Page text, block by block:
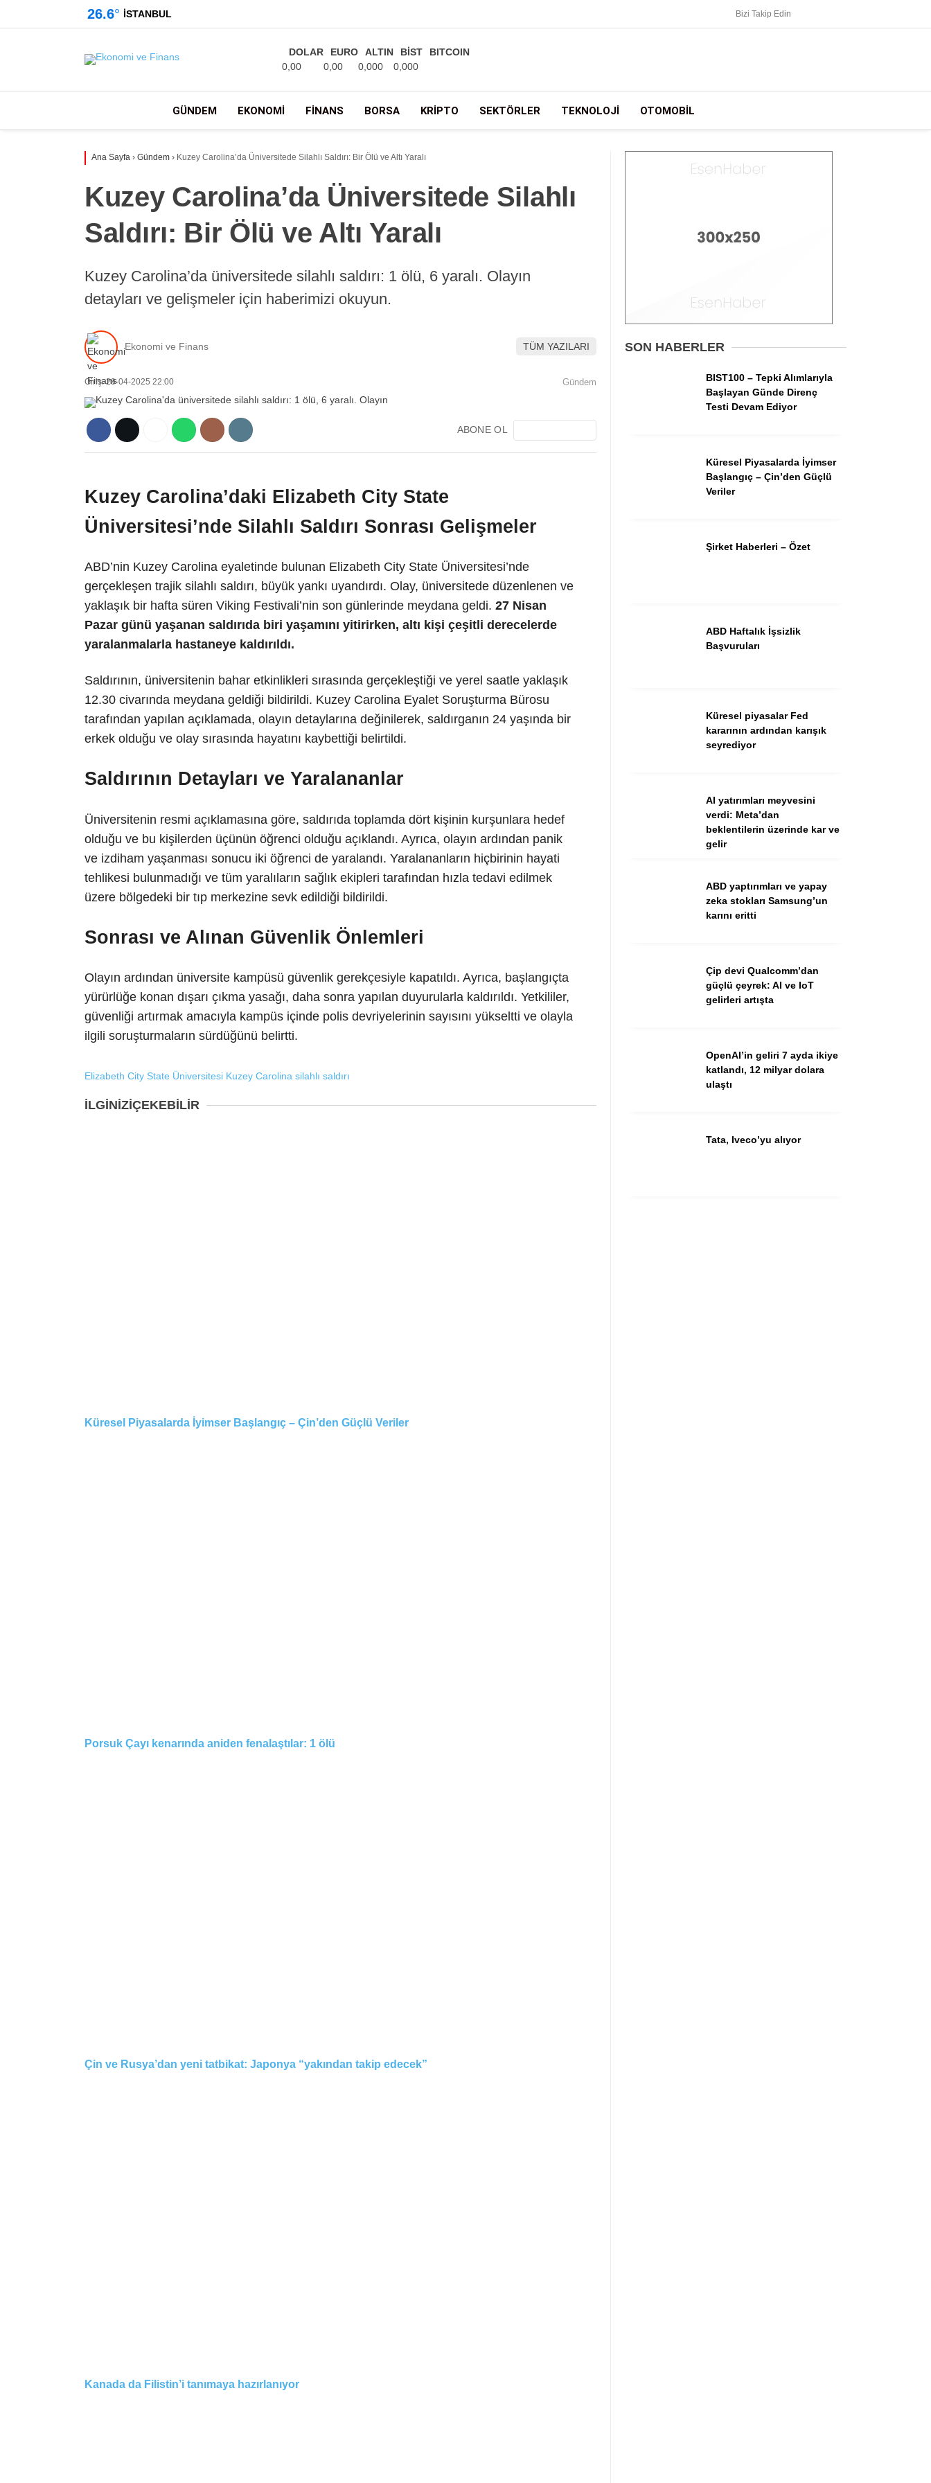
Gündem
Ekonomi
Borsa
Spor
Kripto
Facebook
26.6° İSTANBUL Bizi Takip Edin
DOLAR
0,00
EURO
0,00
ALTIN
0,000
BİST
0,000
BITCOIN
GÜNDEM EKONOMI FINANS BORSA KRIPTO SEKTÖRLER TEKNOLOJI OTOMOBIL
Ana Sayfa › Gündem › Kuzey Carolina’da Üniversitede Silahlı Saldırı: Bir Ölü ve Altı Yaralı
Kuzey Carolina’da Üniversitede Silahlı
Saldırı: Bir Ölü ve Altı Yaralı
Kuzey Carolina’da üniversitede silahlı saldırı: 1 ölü, 6 yaralı. Olayın
detayları ve gelişmeler için haberimizi okuyun.
Ekonomi ve Finans TÜM YAZILARI
Giriş: 28-04-2025 22:00 Gündem
ABONE OL
Kuzey Carolina’daki Elizabeth City State
Üniversitesi’nde Silahlı Saldırı Sonrası Gelişmeler
ABD’nin Kuzey Carolina eyaletinde bulunan Elizabeth City State Üniversitesi’nde
gerçekleşen trajik silahlı saldırı, büyük yankı uyandırdı. Olay, üniversitede düzenlenen ve
yaklaşık bir hafta süren Viking Festivali’nin son günlerinde meydana geldi. 27 Nisan
Pazar günü yaşanan saldırıda biri yaşamını yitirirken, altı kişi çeşitli derecelerde
yaralanmalarla hastaneye kaldırıldı.
Saldırının, üniversitenin bahar etkinlikleri sırasında gerçekleştiği ve yerel saatle yaklaşık
12.30 civarında meydana geldiği bildirildi. Kuzey Carolina Eyalet Soruşturma Bürosu
tarafından yapılan açıklamada, olayın detaylarına değinilerek, saldırganın 24 yaşında bir
erkek olduğu ve olay sırasında hayatını kaybettiği belirtildi.
Saldırının Detayları ve Yaralananlar
Üniversitenin resmi açıklamasına göre, saldırıda toplamda dört kişinin kurşunlara hedef
olduğu ve bu kişilerden üçünün öğrenci olduğu açıklandı. Ayrıca, olayın ardından panik
ve izdiham yaşanması sonucu iki öğrenci de yaralandı. Yaralananların hiçbirinin hayati
tehlikesi bulunmadığı ve tüm yaralıların sağlık ekipleri tarafından hızla tedavi edilmek
üzere bölgedeki bir tıp merkezine sevk edildiği bildirildi.
Sonrası ve Alınan Güvenlik Önlemleri
Olayın ardından üniversite kampüsü güvenlik gerekçesiyle kapatıldı. Ayrıca, başlangıçta
yürürlüğe konan dışarı çıkma yasağı, daha sonra yapılan duyurularla kaldırıldı. Yetkililer,
güvenliği artırmak amacıyla kampüs içinde polis devriyelerinin sayısını yükseltti ve olayla
ilgili soruşturmaların sürdüğünü belirtti.
Elizabeth City State Üniversitesi Kuzey Carolina silahlı saldırı
İLGİNİZİÇEKEBİLİR
Küresel Piyasalarda İyimser Başlangıç – Çin’den Güçlü Veriler
Porsuk Çayı kenarında aniden fenalaştılar: 1 ölü
Çin ve Rusya’dan yeni tatbikat: Japonya “yakından takip edecek”
Kanada da Filistin’i tanımaya hazırlanıyor
SON HABERLER
BIST100 – Tepki Alımlarıyla
Başlayan Günde Direnç
Testi Devam Ediyor
Küresel Piyasalarda İyimser
Başlangıç – Çin’den Güçlü
Veriler
Şirket Haberleri – Özet
ABD Haftalık İşsizlik
Başvuruları
Küresel piyasalar Fed
kararının ardından karışık
seyrediyor
AI yatırımları meyvesini
verdi: Meta’dan
beklentilerin üzerinde kar ve
gelir
ABD yaptırımları ve yapay
zeka stokları Samsung’un
karını eritti
Çip devi Qualcomm’dan
güçlü çeyrek: AI ve IoT
gelirleri artışta
OpenAI’in geliri 7 ayda ikiye
katlandı, 12 milyar dolara
ulaştı
Tata, Iveco’yu alıyor